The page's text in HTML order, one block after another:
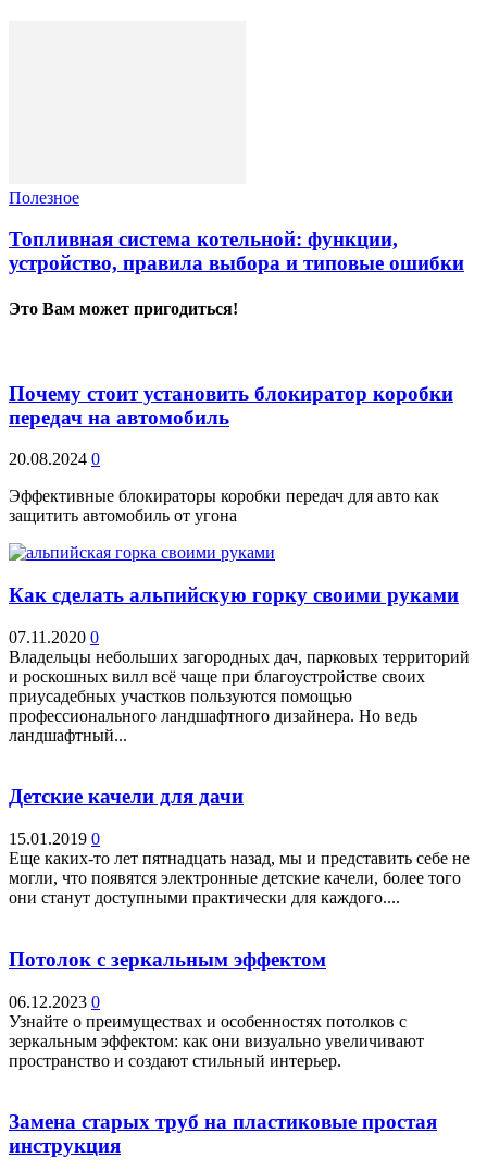
Полезное
Топливная система котельной: функции,
устройство, правила выбора и типовые ошибки
Это Вам может пригодиться!
Почему стоит установить блокиратор коробки
передач на автомобиль
20.08.2024 0
Эффективные блокираторы коробки передач для авто как
защитить автомобиль от угона
Как сделать альпийскую горку своими руками
07.11.2020 0
Владельцы небольших загородных дач, парковых территорий
и роскошных вилл всё чаще при благоустройстве своих
приусадебных участков пользуются помощью
профессионального ландшафтного дизайнера. Но ведь
ландшафтный...
Детские качели для дачи
15.01.2019 0
Еще каких-то лет пятнадцать назад, мы и представить себе не
могли, что появятся электронные детские качели, более того
они станут доступными практически для каждого....
Потолок с зеркальным эффектом
06.12.2023 0
Узнайте о преимуществах и особенностях потолков с
зеркальным эффектом: как они визуально увеличивают
пространство и создают стильный интерьер.
Замена старых труб на пластиковые простая
инструкция